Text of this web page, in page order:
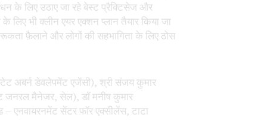
के लिए उठाए जा रहे बेस्ट प्रैक्टिसेज और
लिए भी क्लीन एयर एक्शन प्लान तैयार किया जा
फ़ैलाने और लोगों की सहभागिता के लिए ठोस
अबर्न डेवलेपमेंट एजेंसी), श्री संजय कुमार
जनरल मैनेजर, सेल), डॉ मनीष कुमार
– एनवायरनमेंट सेंटर फॉर एक्सीलेंस, टाटा